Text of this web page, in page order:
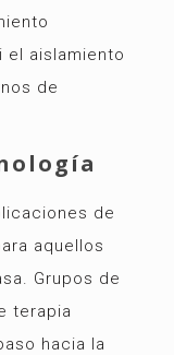
aislamiento
de
de
aquellos
Grupos de
terapia
hacia la